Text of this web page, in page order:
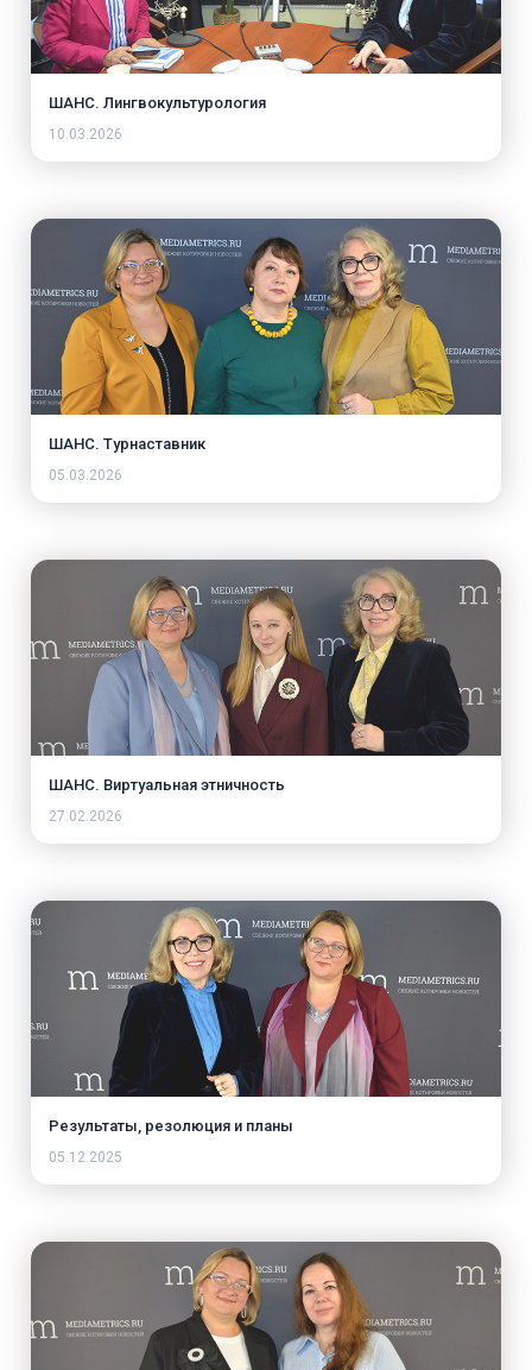
ШАНС. Лингвокультурология
10.03.2026
ШАНС. Турнаставник
05.03.2026
ШАНС. Виртуальная этничность
27.02.2026
Результаты, резолюция и планы
05.12.2025